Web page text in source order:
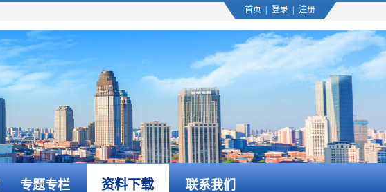
首页 登录 注册
专题专栏 资料下载 联系我们